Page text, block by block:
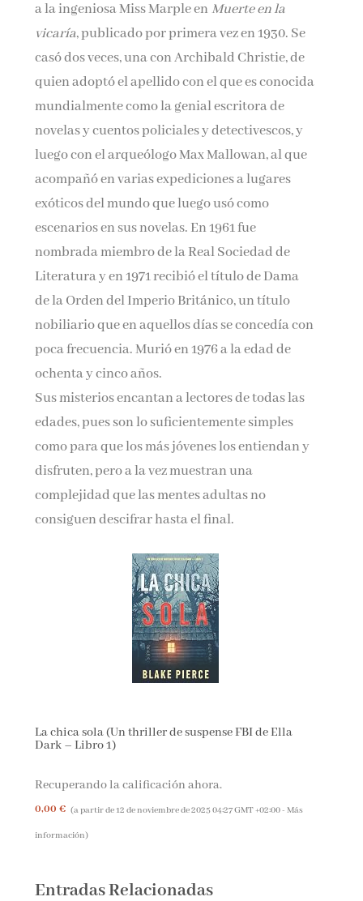
a la ingeniosa Miss Marple enMuerte en la
vicaría, publicado por primera vez en 1930. Se
casó dos veces, una con Archibald Christie, de
quien adoptó el apellido con el que es conocida
mundialmente como la genial escritora de
novelas y cuentos policiales y detectivescos, y
luego con el arqueólogo Max Mallowan, al que
acompañó en varias expediciones a lugares
exóticos del mundo que luego usó como
escenarios en sus novelas. En 1961 fue
nombrada miembro de la Real Sociedad de
Literatura y en 1971 recibió el título de Dama
de la Orden del Imperio Británico, un título
nobiliario que en aquellos días se concedía con
poca frecuencia. Murió en 1976 a la edad de
ochenta y cinco años.
Sus misterios encantan a lectores de todas las
edades, pues son lo suficientemente simples
como para que los más jóvenes los entiendan y
disfruten, pero a la vez muestran una
complejidad que las mentes adultas no
consiguen descifrar hasta el final.
La chica sola (Un thriller de suspense FBI de Ella
Dark – Libro 1)
Recuperando la calificación ahora.
0,00 € (a partir de 12 de noviembre de 2025 04:27 GMT +02:00 -Más
información)
Entradas Relacionadas